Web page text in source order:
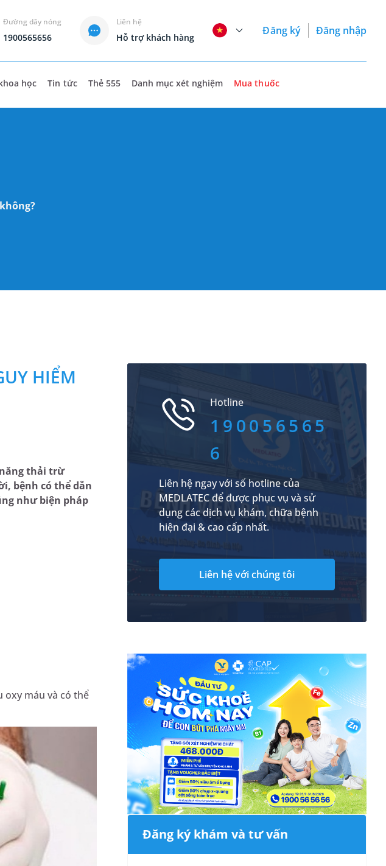
Đường dây nóng
1900565656
Liên hệ
Hỗ trợ khách hàng
Đăng ký Đăng nhập
học Tin tức Thẻ 555 Danh mục xét nghiệm Mua thuốc
HIỂM
thải trừ
bệnh có thể dẫn
như biện pháp
máu và có thể
Hotline
190056565
6
Liên hệ ngay với số hotline của
MEDLATEC để được phục vụ và sử
dụng các dịch vụ khám, chữa bệnh
hiện đại & cao cấp nhất.
Liên hệ với chúng tôi
Đăng ký khám và tư vấn